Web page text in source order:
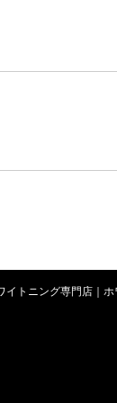
トニング専門店｜